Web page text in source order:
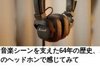
音楽シーンを支えた64年の歴史
のヘッドホンで感じてみて